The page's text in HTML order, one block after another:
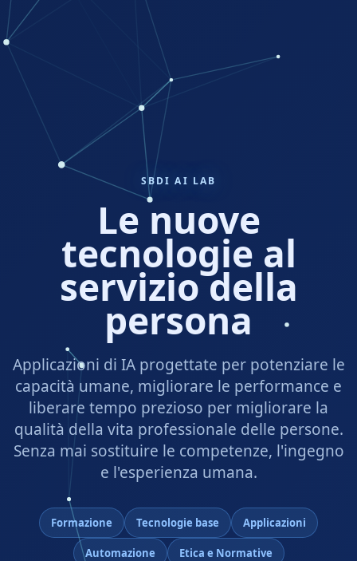
SBDI AI LAB
Le nuove
tecnologie al
servizio della
persona
Applicazioni di IA progettate per potenziare le
capacità umane, migliorare le performance e
liberare tempo prezioso per migliorare la
qualità della vita professionale delle persone.
Senza mai sostituire le competenze, l'ingegno
e l'esperienza umana.
Formazione Tecnologie base Applicazioni
Automazione Etica e Normative